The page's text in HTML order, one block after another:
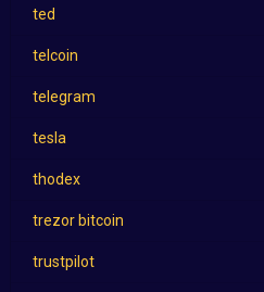
ted
telcoin
telegram
tesla
thodex
trezor bitcoin
trustpilot